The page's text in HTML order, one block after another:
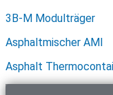
3B-M Modulträger
Asphaltmischer AMI
Asphalt